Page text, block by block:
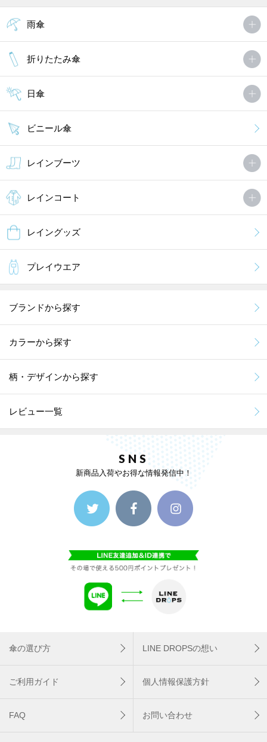
雨傘
折りたたみ傘
日傘
ビニール傘
レインブーツ
レインコート
レイングッズ
プレイウエア
ブランドから探す
カラーから探す
柄・デザインから探す
レビュー一覧
SNS
新商品入荷やお得な情報発信中！
傘の選び方 LINE DROPSの想い
ご利用ガイド 個人情報保護方針
FAQ お問い合わせ